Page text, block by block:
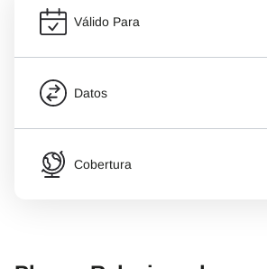
Válido Para
Datos
Cobertura